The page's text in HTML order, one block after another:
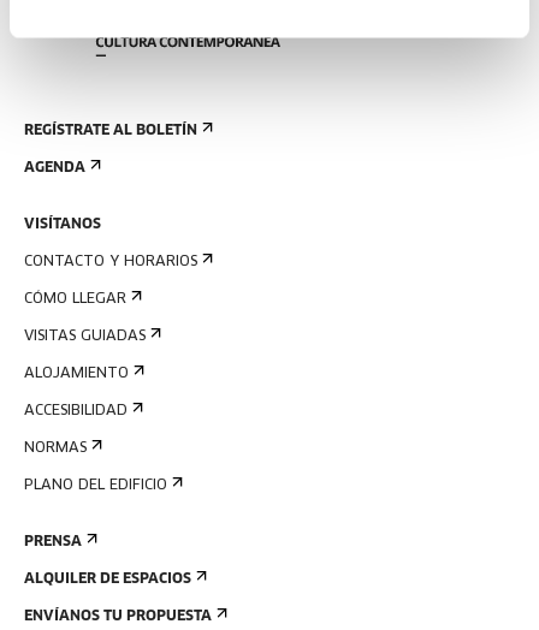
REGÍSTRATE AL BOLETÍN
AGENDA
VISÍTANOS
CONTACTO Y HORARIOS
CÓMO LLEGAR
VISITAS GUIADAS
ALOJAMIENTO
ACCESIBILIDAD
NORMAS
PLANO DEL EDIFICIO
PRENSA
ALQUILER DE ESPACIOS
ENVÍANOS TU PROPUESTA